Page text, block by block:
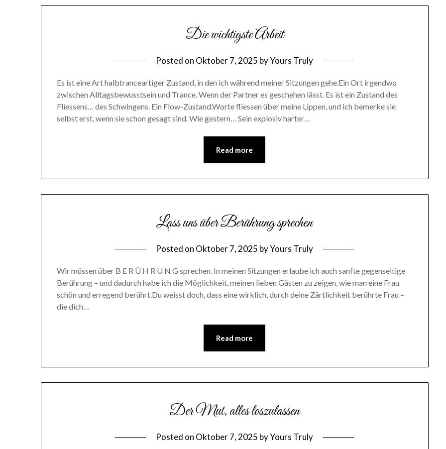
Die wichtigste Arbeit
Posted on Oktober 7, 2025 byYours Truly
Es ist eine Art halbtranceartiger Zustand, in den ich während meiner Sitzungen gehe.Ein Ort irgendwo
zwischen Alltagsbewusstsein und Trance. Wenn der Partner es geschehen lässt. Es ist ein Zustand des
Fliessens… des Schwingens. Ein Flow-Zustand.Worte fliessen über meine Lippen, und ich bemerke sie
selbst erst, wenn sie schon gesagt sind. Wie gestern… Sein explosiv harter…
Read more
Lass uns über Berührung sprechen
Posted on Oktober 7, 2025 byYours Truly
Wir müssen über B E R Ü H R U N G sprechen. In meinen Sitzungen erlaube ich auch sanfte gegenseitige
Berührung – und dadurch habe ich die Möglichkeit, meinen lieben Gästen zu zeigen, wie man eine Frau
schön und erregend berührt.Du weisst doch, dass eine wirklich, durch deine Zärtlichkeit berührte Frau –
die dich…
Read more
Der Mut, alles loszulassen
Posted on Oktober 7, 2025 byYours Truly